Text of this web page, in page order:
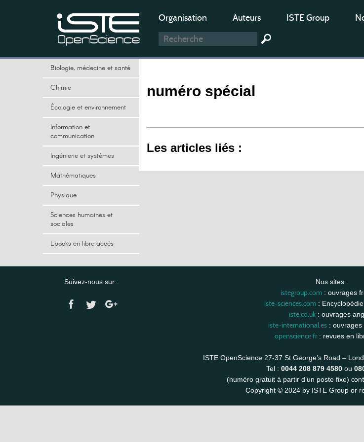
Organisation Auteurs ISTE Group
Biologie, médecine et santé
Chimie
Écologie et environnement
Information et
communication
Ingénierie et systèmes
Mathématiques
Physique
Sciences humaines et
sociales
Ebooks en libre accès
numéro spécial
Les articles liés :
Suivez-nous sur : Nos sites :
istegroup.com: ouvrages
iste-sciences.com: Encyclopédie
iste.co.uk : ouvrages
iste-international.es: ouvrages
openscience.fr: revues en
ISTE OpenScience 27-37 St George’s Road –
Tel : 0044 208 879 4580 ou
(numéro gratuit à partir d’un poste fixe)
Copyright © 2024 by ISTE Group or